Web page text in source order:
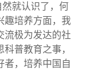
就认识了，何
趣培养方面，我
流极为发达的社
普教育之事，
者，培养中国自